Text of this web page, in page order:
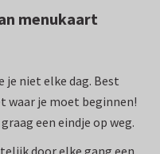
menukaart
je niet elke dag. Best
waar je moet beginnen!
een eindje op weg.